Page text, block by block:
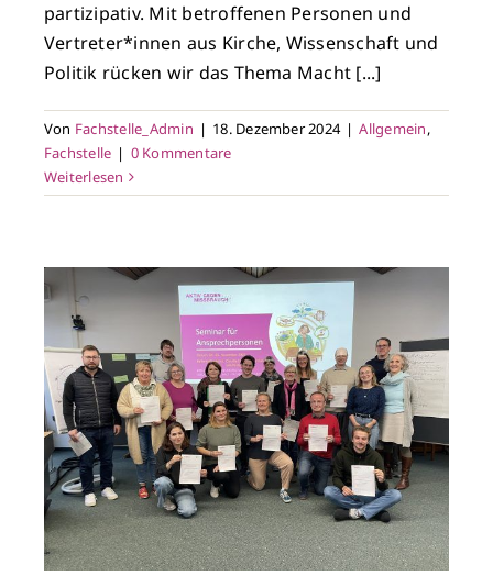
partizipativ. Mit betroffenen Personen und
Vertreter*innen aus Kirche, Wissenschaft und
Politik rücken wir das Thema Macht [...]
Von Fachstelle_Admin | 18. Dezember 2024 | Allgemein,
Fachstelle | 0 Kommentare
Weiterlesen